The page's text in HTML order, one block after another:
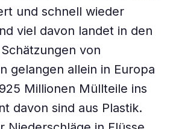
und schnell wieder
viel davon landet in den
von
gelangen allein in Europa
Millionen Müllteile ins
davon sind aus Plastik.